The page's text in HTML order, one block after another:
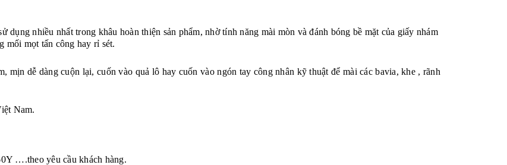
dụng nhiều nhất trong khâu hoàn thiện sản phẩm, nhờ tính năng mài mòn và đánh bóng bề mặt của giấy nhám
mối mọt tấn công hay rỉ sét.
mịn dễ dàng cuộn lại, cuốn vào quả lô hay cuốn vào ngón tay công nhân kỹ thuật để mài các bavia, khe , rãnh
Nam.
….theo yêu cầu khách hàng.